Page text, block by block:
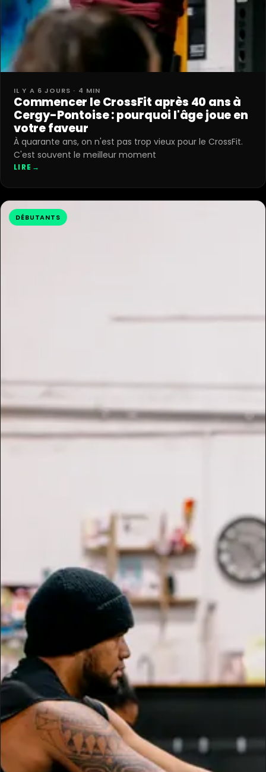
IL Y A 6 JOURS · 4 MIN
Commencer le CrossFit après 40 ans à
Cergy-Pontoise : pourquoi l'âge joue en
votre faveur
À quarante ans, on n'est pas trop vieux pour le CrossFit.
C'est souvent le meilleur moment
LIRE →
DÉBUTANTS